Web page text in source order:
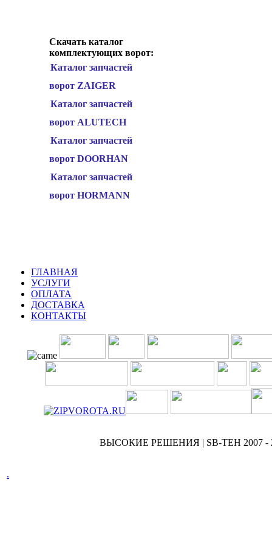
Скачать каталог
комплектующих ворот:
Каталог запчастей
ворот ZAIGER
Каталог запчастей
ворот ALUTECH
Каталог запчастей
ворот DOORHAN
Каталог запчастей
ворот HORMANN
ГЛАВНАЯ
УСЛУГИ
ОПЛАТА
ДОСТАВКА
КОНТАКТЫ
ВЫСОКИЕ РЕШЕНИЯ | SB-TEH 2007 -
.